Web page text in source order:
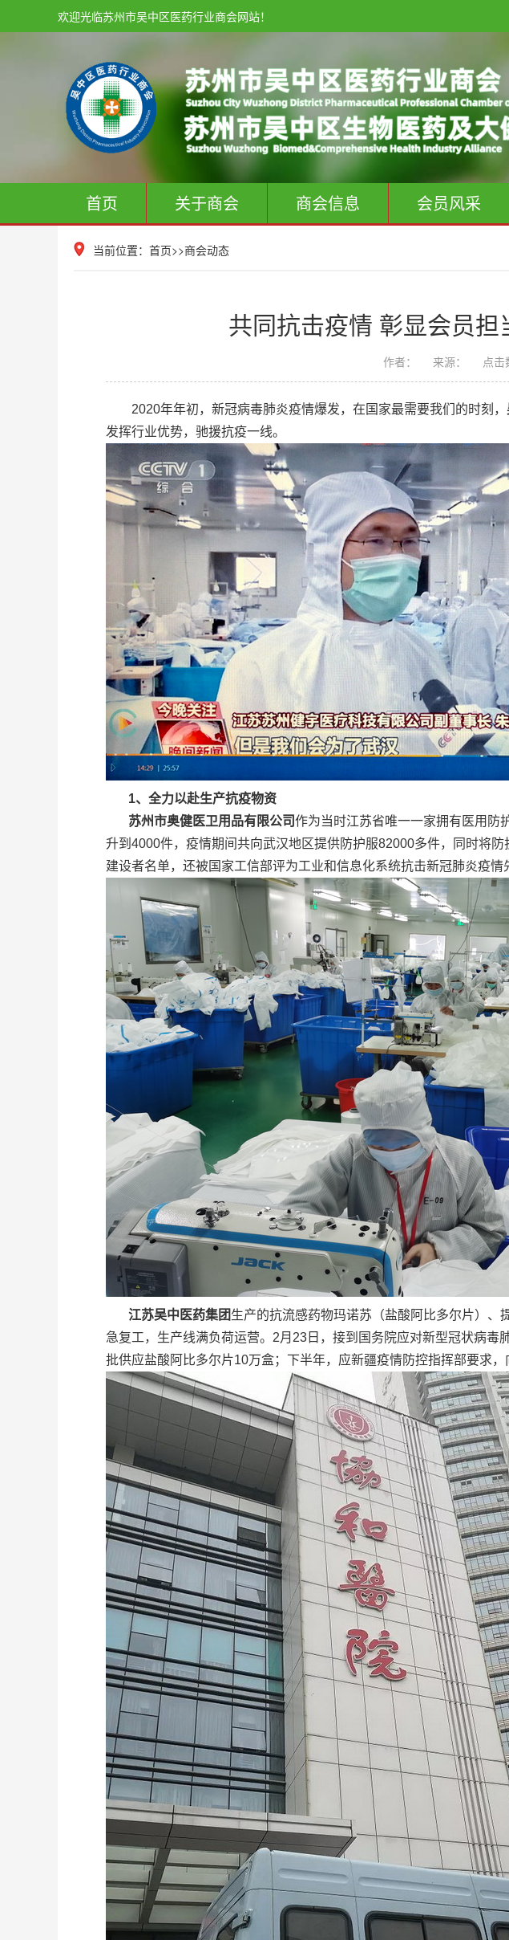
欢迎光临苏州市吴中区医药行业商会网站！
首页 关于商会 商会信息 会员风采
当前位置： 首页>>商会动态
共同抗击疫情 彰显会员
作者： 来源： 点击
2020年年初，新冠病毒肺炎疫情爆发，在国家最需要我们的时刻，
发挥行业优势，驰援抗疫一线。
1、全力以赴生产抗疫物资
苏州市奥健医卫用品有限公司作为当时江苏省唯一一家拥有医用防
升到4000件，疫情期间共向武汉地区提供防护服82000多件，同时将
建设者名单，还被国家工信部评为工业和信息化系统抗击新冠肺炎疫情
江苏吴中医药集团 生产的抗流感药物玛诺苏（盐酸阿比多尔片）
急复工，生产线满负荷运营。2月23日，接到国务院应对新型冠状病
批供应盐酸阿比多尔片10万盒；下半年，应新疆疫情防控指挥部要求，